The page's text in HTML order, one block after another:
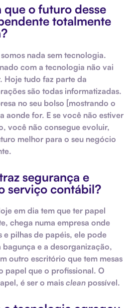
que o futuro desse
totalmente
nada sem tecnologia.
coma tecnologia não vai
Hoje tudo faz parte da
são todas informatizadas.
no seu bolso [mostrando o
aonde for. E se você não estiver
você não consegue evoluir,
melhor para o seu negócio
segurança e
serviço contábil?
em dia tem que ter papel
chega numa empresa onde
e pilhas de papéis, ele pode
e a desorganização,
outro escritório que tem mesas
papel que o profissional. O
é ser o mais clean possível.